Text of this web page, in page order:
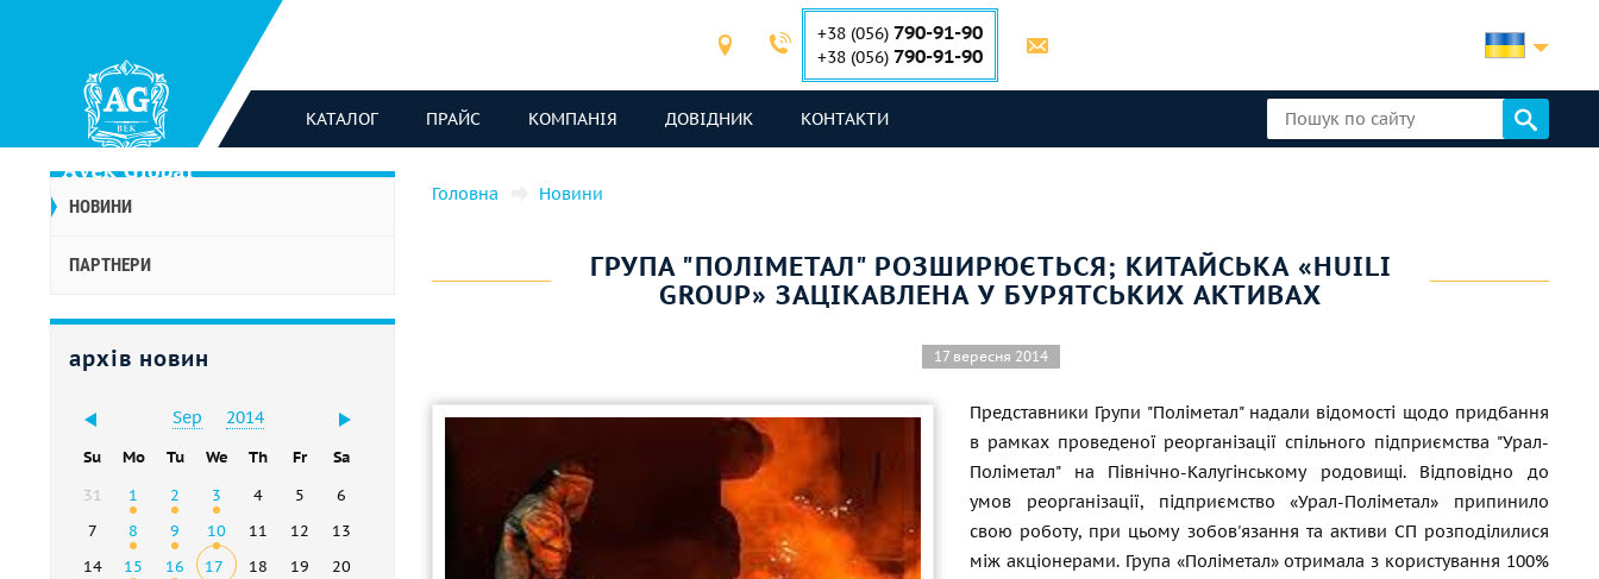
+38 (056) 790-91-90
+38 (056) 790-91-90
КАТАЛОГ ПРАЙС КОМПАНІЯ ДОВІДНИК КОНТАКТИ
НОВИНИ
ПАРТНЕРИ
архів новин
Sep 2014
Su Mo Tu We Th Fr
Sa
31
1 2 3 4 5
6
7
8 9 10 11 12
13
14
15 16 17 18 19
20
Головна Новини
ГРУПА "ПОЛІМЕТАЛ" РОЗШИРЮЄТЬСЯ; КИТАЙСЬКА «HUILI
GROUP» ЗАЦІКАВЛЕНА У БУРЯТСЬКИХ АКТИВАХ
17 вересня 2014
Представники Групи "Поліметал" надали відомості щодо придбання
в рамках проведеної реорганізації спільного підприємства "Урал-
Поліметал" на Північно-Калугінському родовищі. Відповідно до
умов реорганізації, підприємство «Урал-Поліметал» припинило
свою роботу, при цьому зобов'язання та активи СП розподілилися
між акціонерами. Група «Поліметал» отримала з користування 100%